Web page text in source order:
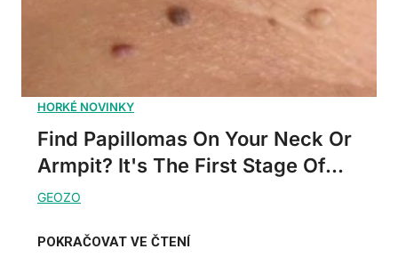
Find Papillomas On Your Neck Or
Armpit? It's The First Stage Of...